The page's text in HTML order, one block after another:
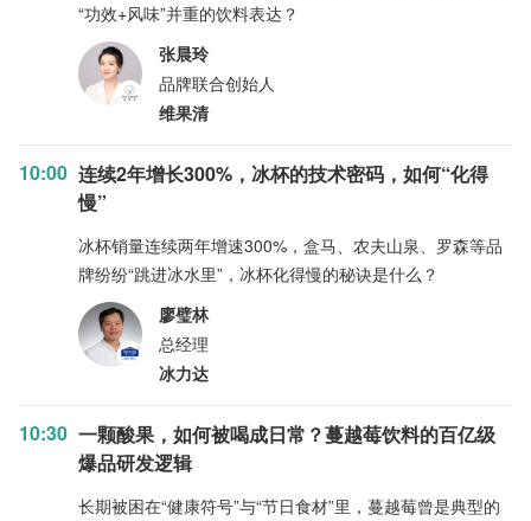
“功效+风味”并重的饮料表达？
张晨玲
品牌联合创始人
维果清
10:00 连续2年增长300%，冰杯的技术密码，如何“化得
慢”
冰杯销量连续两年增速300%，盒马、农夫山泉、罗森等品
牌纷纷“跳进冰水里”，冰杯化得慢的秘诀是什么？
廖璧林
总经理
冰力达
10:30 一颗酸果，如何被喝成日常？蔓越莓饮料的百亿级
爆品研发逻辑
长期被困在“健康符号”与“节日食材”里，蔓越莓曾是典型的